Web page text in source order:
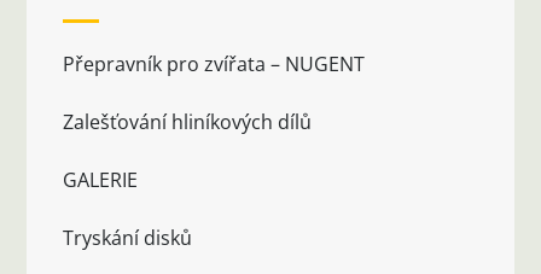
Přepravník pro zvířata – NUGENT
Zalešťování hliníkových dílů
GALERIE
Tryskání disků